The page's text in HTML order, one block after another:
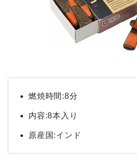
燃焼時間:8分
内容:8本入り
原産国:インド